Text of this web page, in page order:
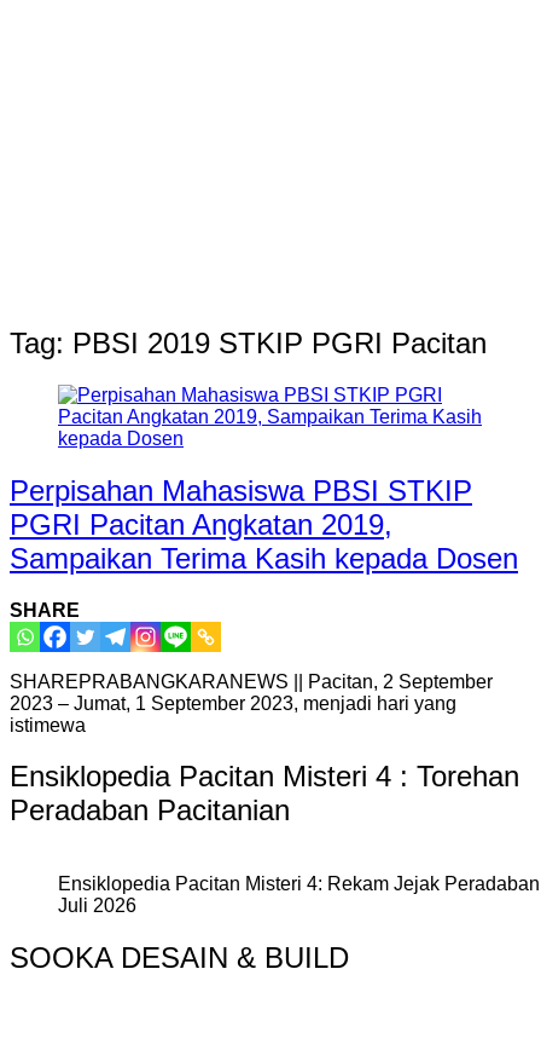
Tag: PBSI 2019 STKIP PGRI Pacitan
Perpisahan Mahasiswa PBSI STKIP
PGRI Pacitan Angkatan 2019,
Sampaikan Terima Kasih kepada Dosen
SHARE
SHAREPRABANGKARANEWS || Pacitan, 2 September
2023 – Jumat, 1 September 2023, menjadi hari yang
istimewa
Ensiklopedia Pacitan Misteri 4 : Torehan
Peradaban Pacitanian
Ensiklopedia Pacitan Misteri 4: Rekam Jejak
Juli 2026
SOOKA DESAIN & BUILD